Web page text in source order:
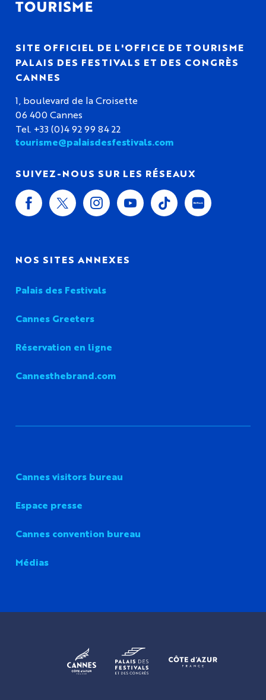
SITE OFFICIEL DE L'OFFICE DE TOURISME
PALAIS DES FESTIVALS ET DES CONGRÈS
CANNES
1, boulevard de la Croisette
06 400 Cannes
Tel. +33 (0)4 92 99 84 22
tourisme@palaisdesfestivals.com
SUIVEZ-NOUS SUR LES RÉSEAUX
NOS SITES ANNEXES
Palais des Festivals
Cannes Greeters
Réservation en ligne
Cannesthebrand.com
Cannes visitors bureau
Espace presse
Cannes convention bureau
Médias